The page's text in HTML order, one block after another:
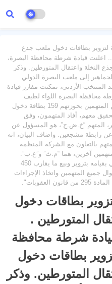
لتزوير بطاقات دخول ملعب جذع
... اعلنت قيادة شرطة محافظة البصرة،
واعتقال المتورطين. وذكر
إلى ملعب البصرة الدولي
المنتخب الأردني، تمكنت مفارز قيادة
محافظة البصرة اللواء لطيف
عبدالرضا السعد من القبض على عدد من المتهمين بحوزتهم 159 بطاقة دخول
معهم، أفاد المتهمون، وفق
المتهم “خ.ض.ح”، هو المسؤول عن
رابطة مشجعين. واضاف البيان، انه
بالتعاون مع الشركة المنظمة
آخرين، هما “م.ث” و”ع.ب”.
وخلال التحقيقات، اعترف المتهم الرئيسي بقيامه بتزوير وبيع ما يقارب 450
جميع المتهمين واتخاذ الإجراءات
بطاقات دخول
المتورطين .
قيادة شرطة محافظة
بطاقات دخول
المتورطين. وذكر